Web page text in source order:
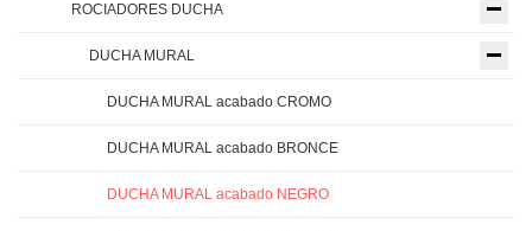
ROCIADORES DUCHA
DUCHA MURAL
DUCHA MURAL acabado CROMO
DUCHA MURAL acabado BRONCE
DUCHA MURAL acabado NEGRO